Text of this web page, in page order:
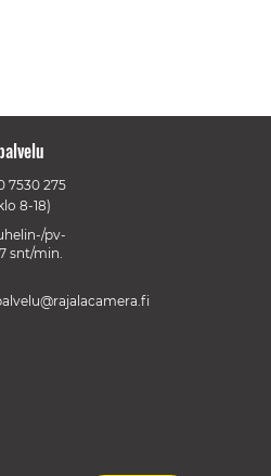
7530 275
8-18)
pv-
snt/min.